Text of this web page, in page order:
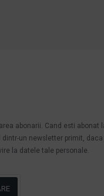
abonarii. Cand esti
un newsletter primit,
la datele tale personale.